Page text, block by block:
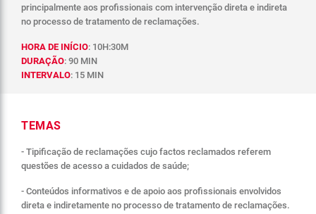
principalmente aos profissionais com intervenção direta e indireta
no processo de tratamento de reclamações.
HORA DE INÍCIO: 10H:30M
DURAÇÃO: 90 MIN
INTERVALO: 15 MIN
TEMAS
- Tipificação de reclamações cujo factos reclamados referem
questões de acesso a cuidados de saúde;
- Conteúdos informativos e de apoio aos profissionais envolvidos
direta e indiretamente no processo de tratamento de reclamações.